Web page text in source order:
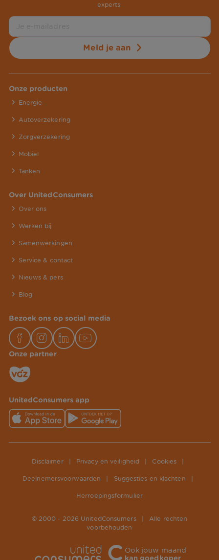
experts.
Meld je aan
Onze producten
Energie
Autoverzekering
Zorgverzekering
Mobiel
Tanken
Over UnitedConsumers
Over ons
Werken bij
Samenwerkingen
Service & contact
Nieuws & pers
Blog
Bezoek ons op social media
Onze partner
UnitedConsumers app
Disclaimer Privacy en veiligheid Cookies
Deelnemersvoorwaarden Suggesties en klachten
Herroepingsformulier
© 2000 - 2026 UnitedConsumers
Alle rechten
voorbehouden
Ook jouw maand
kan goedkoper